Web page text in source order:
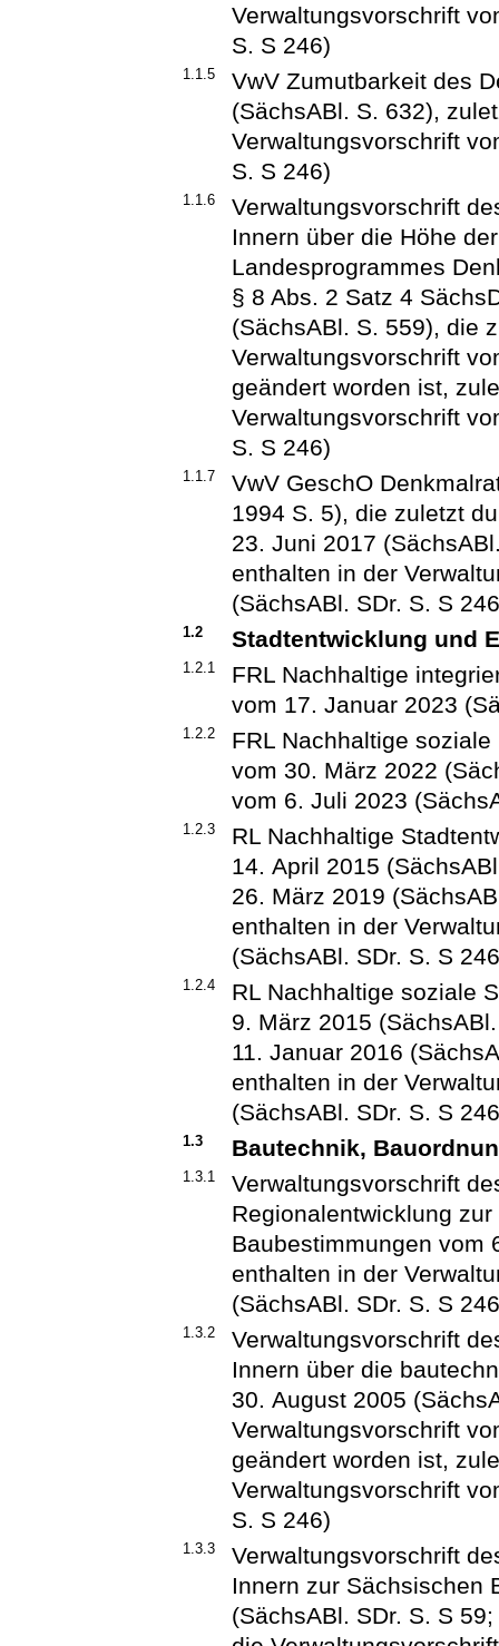
Verwaltungsvorschrift
S. S 246)
1.1.5
VwV Zumutbarkeit des
(SächsABl. S. 632),
Verwaltungsvorschrift
S. S 246)
1.1.6
Verwaltungsvorschrift
Innern über die Höhe
Landesprogrammes
§ 8 Abs. 2 Satz 4
(SächsABl. S. 559), die
Verwaltungsvorschrift
geändert worden ist,
Verwaltungsvorschrift
S. S 246)
1.1.7
VwV GeschO
1994 S. 5), die zuletzt
23. Juni 2017
enthalten in der
(SächsABl. SDr. S. S
1.2 Stadtentwicklung und
1.2.1
FRL Nachhaltige
vom 17. Januar 2023
1.2.2
FRL Nachhaltige
vom 30. März 2022
vom 6. Juli 2023
1.2.3
RL Nachhaltige
14. April 2015
26. März 2019
enthalten in der
(SächsABl. SDr. S. S
1.2.4
RL Nachhaltige soziale
9. März 2015
11. Januar 2016
enthalten in der
(SächsABl. SDr. S. S
1.3 Bautechnik,
1.3.1
Verwaltungsvorschrift
Regionalentwicklung
Baubestimmungen vom
enthalten in der
(SächsABl. SDr. S. S
1.3.2
Verwaltungsvorschrift
Innern über die
30. August 2005
Verwaltungsvorschrift
geändert worden ist,
Verwaltungsvorschrift
S. S 246)
1.3.3
Verwaltungsvorschrift
Innern zur Sächsischen
(SächsABl. SDr. S. S